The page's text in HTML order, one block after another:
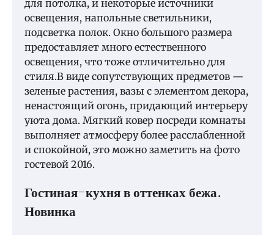
для потолка, и некоторые источники
освещения, напольные светильники,
подсветка полок. Окно большого размера
предоставляет много естественного
освещения, что тоже отличительно для
стиля.В виде сопутствующих предметов —
зеленые растения, вазы с элементом декора,
ненастоящий огонь, придающий интерьеру
уюта дома. Мягкий ковер посреди комнаты
выполняет атмосферу более расслабленной
и спокойной, это можно заметить на фото
гостевой 2016.
Гостиная-кухня в оттенках бежа.
Новинка